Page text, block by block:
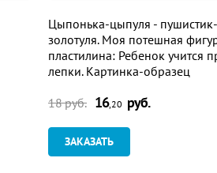
Цыпонька-цыпуля - пушистик-
золотуля. Моя потешная
пластилина: Ребенок учится
лепки. Картинка-образец
18 руб. 16,20 руб.
ЗАКАЗАТЬ